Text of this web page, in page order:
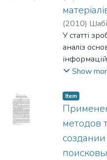
(2010)
Андрій
У статті
аналіз
модель та
наукового
стилю
Show
Item
методов